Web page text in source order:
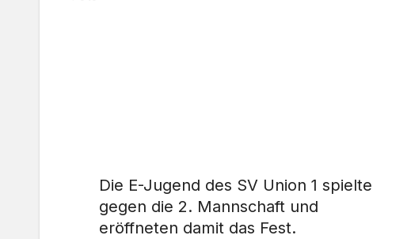
Die E-Jugend des SV Union 1 spielte
gegen die 2. Mannschaft und
eröffneten damit das Fest.